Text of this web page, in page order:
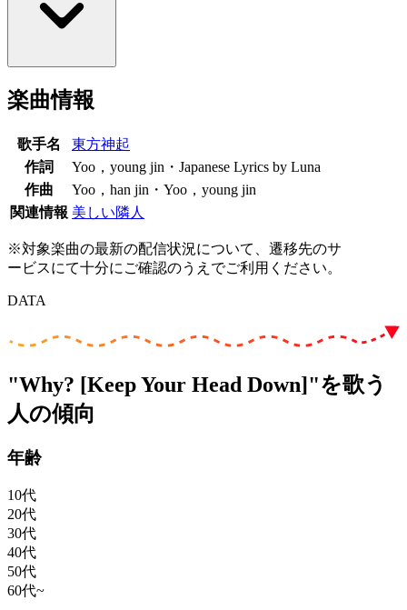
楽曲情報
歌手名
東方神起
作詞
Yoo，young jin・Japanese Lyrics by Luna
作曲
Yoo，han jin・Yoo，young jin
関連情報 美しい隣人
※対象楽曲の最新の配信状況について、遷移先のサ
ービスにて十分にご確認のうえでご利用ください。
DATA
"Why? [Keep Your Head Down]"を歌う
人の傾向
年齢
10代
20代
30代
40代
50代
60代~